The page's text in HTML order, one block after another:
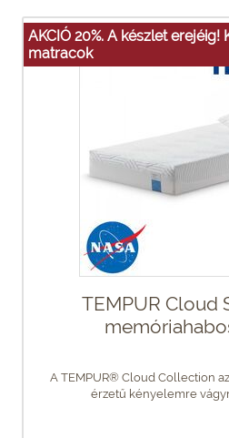
AKCIÓ 20%. A készlet
matracok
TEMPUR Cloud
A TEMPUR® Cloud Collection
érzetű kényelemre